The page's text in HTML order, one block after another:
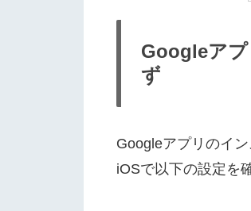
Googleア
ず
Googleアプリのイ
iOSで以下の設定を